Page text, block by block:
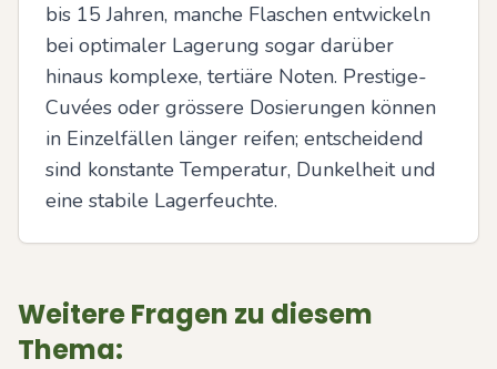
bis 15 Jahren, manche Flaschen entwickeln
bei optimaler Lagerung sogar darüber
hinaus komplexe, tertiäre Noten. Prestige-
Cuvées oder grössere Dosierungen können
in Einzelfällen länger reifen; entscheidend
sind konstante Temperatur, Dunkelheit und
eine stabile Lagerfeuchte.
Weitere Fragen zu diesem
Thema: